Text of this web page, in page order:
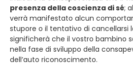
presenza della coscienza di sé;
verrà manifestato alcun
stupore o il tentativo di cancellarsi
significherà che il vostro bambino
nella fase di sviluppo della
dell’auto riconoscimento.